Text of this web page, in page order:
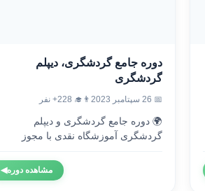
دوره جامع گردشگری، دیپلم
گردشگری
📅 26 سپتامبر 2023 👨‍🎓 228+ نفر
🌍 دوره جامع گردشگری و دیپلم
گردشگری آموزشگاه نقدی با مجوز
مشاهده دوره◀